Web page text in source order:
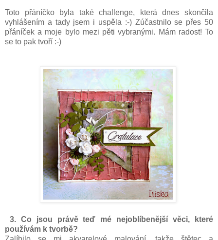
Toto přáníčko byla také challenge, která dnes skončila
vyhlášením a tady jsem i uspěla :-) Zúčastnilo se přes 50
přáníček a moje bylo mezi pěti vybranými. Mám radost! To
se to pak tvoří :-)
3. Co jsou právě teď mé nejoblíbenější věci, které
používám k tvorbě?